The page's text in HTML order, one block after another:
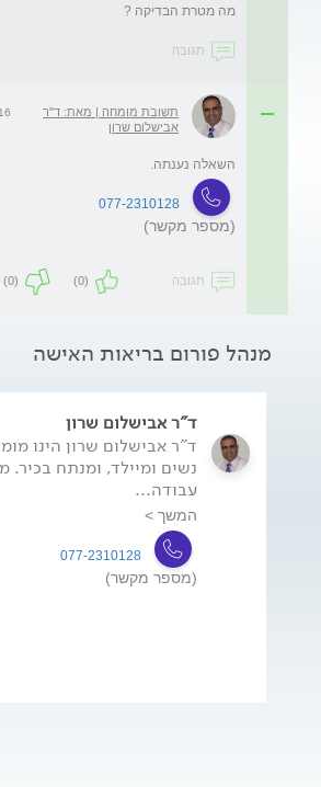
מה מטרת הבדיקה ?
תגובה
תשובת מומחה | מאת: ד"ר
אבישלום שרון
השאלה נענתה.
077-2310128
(מספר מקשר)
תגובה (0)
(0)
מנהל פורום בריאות האישה
ד"ר אבישלום שרון
ד"ר אבישלום שרון הינו
נשים ומיילד, ומנתח בכיר.
עבודה...
המשך >
077-2310128
(מספר מקשר)